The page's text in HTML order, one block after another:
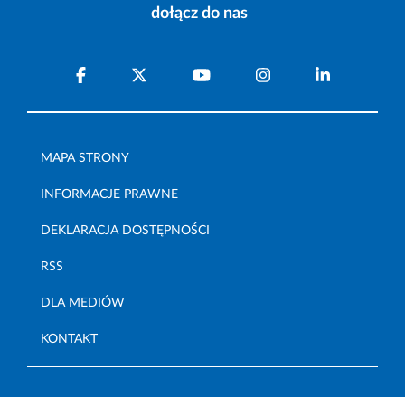
dołącz do nas
MAPA STRONY
INFORMACJE PRAWNE
DEKLARACJA DOSTĘPNOŚCI
RSS
DLA MEDIÓW
KONTAKT